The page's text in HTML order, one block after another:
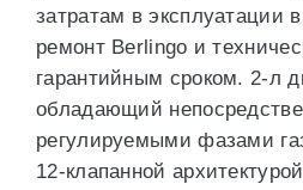
затратам в эксплуатации
ремонт Berlingo и
гарантийным сроком. 2-л
обладающий
регулируемыми фазами
12-клапанной архитектурой